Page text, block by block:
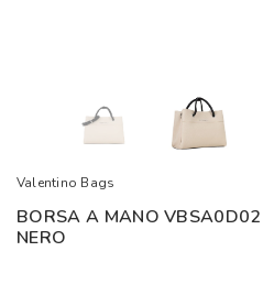
Valentino Bags
BORSA A MANO
NERO